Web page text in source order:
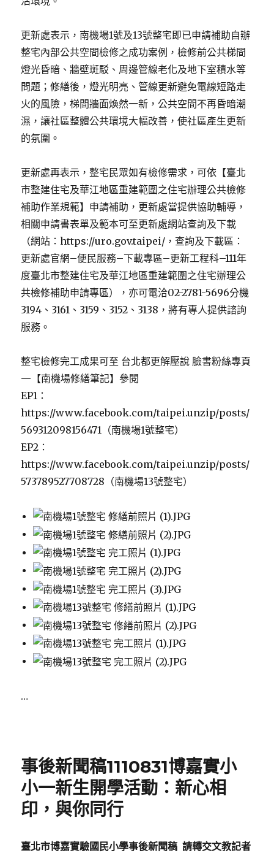
更新處表示，南機場1號及13號整宅即已申請補助自辦
整宅內部公共空間檢修之成功案例，檢修前公共梯間
燈光昏暗、牆壁斑駁、周邊管線老化及地下室積水等
問題；修繕後，燈光明亮、管線更新避免電線短路走
火的風險，梯間牆面煥然一新，公共空間不再昏暗潮
濕，讓社區整體公共環境大幅改善，使社區產生更新
的氛圍。
更新處再表示，整宅民眾如有檢修需求，可依【臺北
市整建住宅及華江地區重建範圍之住宅辦理公共檢修
補助作業規範】申請補助，更新處當提供協助輔導，
相關申請書表單及範本可至更新處網站查詢及下載
（網站：https://uro.gov.taipei/，查詢及下載區：
更新處官網–便民服務–下載專區–更新工程科–111年
度臺北市整建住宅及華江地區重建範圍之住宅辦理公
共檢修補助申請專區），亦可電洽02-2781-5696分機
3194、3161、3159、3152、3138，將有專人提供諮詢
服務。
整宅檢修完工成果可至 台北都更解壓說 臉書粉絲專頁
—【南機場修繕筆記】參閱
EP1：
https://www.facebook.com/taipei.unzip/posts/
569312098156471（南機場1號整宅）
EP2：
https://www.facebook.com/taipei.unzip/posts/
573789527708728（南機場13號整宅）
…
事後新聞稿1110831博嘉實小
小一新生開學活動：新心相
印，與你同行
臺北市博嘉實驗國民小學事後新聞稿 請轉交文教記者